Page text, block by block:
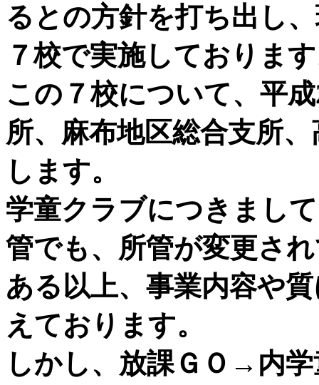
るとの方針を打ち出し
７校で実施しておりま
この７校について、平
所、麻布地区総合支所
します。
学童クラブにつきまし
管でも、所管が変更さ
ある以上、事業内容や
えております。
しかし、放課ＧＯ→内